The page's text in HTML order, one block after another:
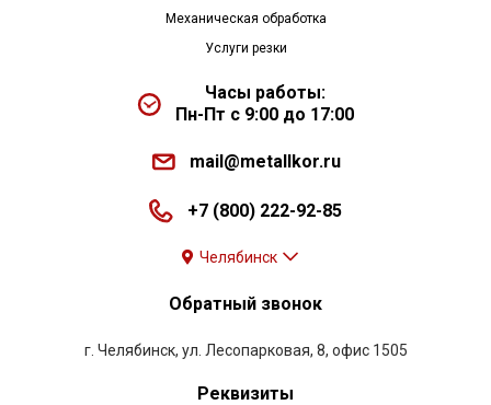
Механическая обработка
Услуги резки
Часы работы:
Пн-Пт с 9:00 до 17:00
mail@metallkor.ru
+7 (800) 222-92-85
Челябинск
Обратный звонок
г. Челябинск, ул. Лесопарковая, 8, офис 1505
Реквизиты